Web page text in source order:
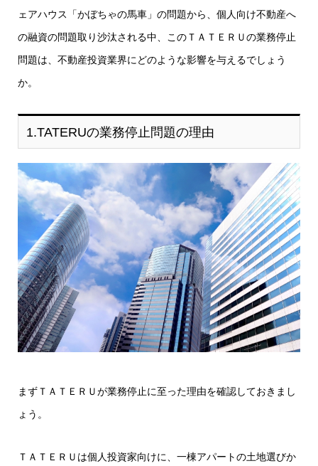
ェアハウス「かぼちゃの馬車」の問題から、個人向け不動産へ
の融資の問題取り沙汰される中、このＴＡＴＥＲＵの業務停止
問題は、不動産投資業界にどのような影響を与えるでしょう
か。
1.TATERUの業務停止問題の理由
まずＴＡＴＥＲＵが業務停止に至った理由を確認しておきまし
ょう。
ＴＡＴＥＲＵは個人投資家向けに、一棟アパートの土地選びか